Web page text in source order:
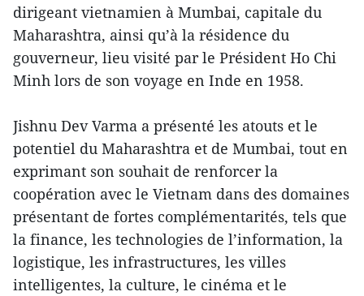
dirigeant vietnamien à Mumbai, capitale du
Maharashtra, ainsi qu’à la résidence du
gouverneur, lieu visité par le Président Ho Chi
Minh lors de son voyage en Inde en 1958.
Jishnu Dev Varma a présenté les atouts et le
potentiel du Maharashtra et de Mumbai, tout en
exprimant son souhait de renforcer la
coopération avec le Vietnam dans des domaines
présentant de fortes complémentarités, tels que
la finance, les technologies de l’information, la
logistique, les infrastructures, les villes
intelligentes, la culture, le cinéma et le